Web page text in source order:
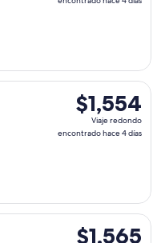
$1,554
Viaje
redondo,
$1,554
Viaje redondo
encontrado hace 4 días
Group, con salida el
$1,565
$1,565
Group, con salida el